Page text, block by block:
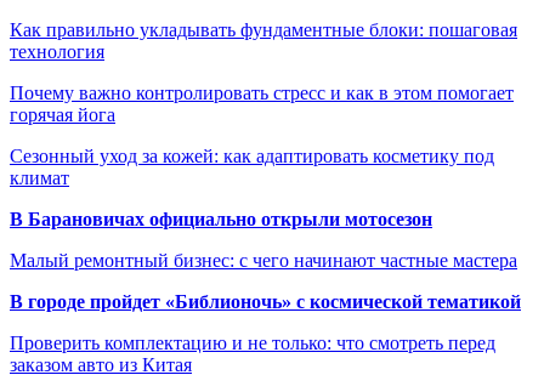
Как правильно укладывать фундаментные блоки: пошаговая
технология
Почему важно контролировать стресс и как в этом помогает
горячая йога
Сезонный уход за кожей: как адаптировать косметику под
климат
В Барановичах официально открыли мотосезон
Малый ремонтный бизнес: с чего начинают частные мастера
В городе пройдет «Библионочь» с космической тематикой
Проверить комплектацию и не только: что смотреть перед
заказом авто из Китая